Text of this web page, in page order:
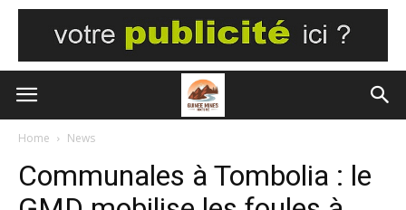
Home News
Communales à Tombolia : le